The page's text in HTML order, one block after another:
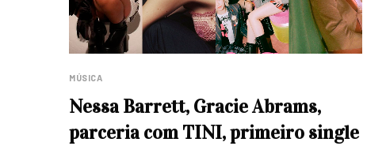
MÚSICA
Nessa Barrett, Gracie Abrams,
parceria com TINI, primeiro single